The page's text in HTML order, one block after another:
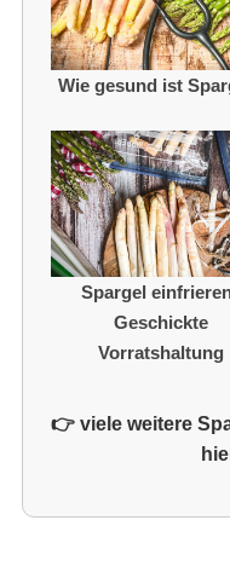
Wie gesund ist
Spargel
Geschickte
Vorratshaltung
👉 viele weitere